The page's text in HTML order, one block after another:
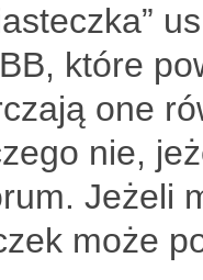
które
one
nie,
Jeżeli
może